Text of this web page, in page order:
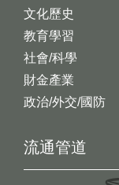
文化歷史
教育學習
社會/科學
財金產業
政治/外交/國防
流通管道